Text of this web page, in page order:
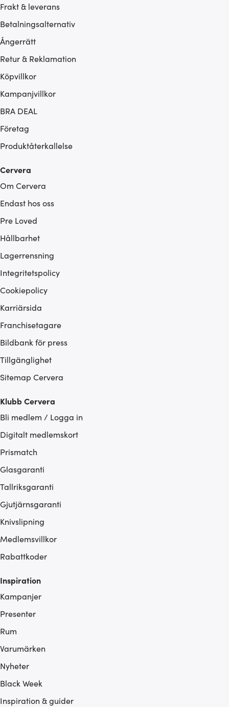
Frakt & leverans
Betalningsalternativ
Ångerrätt
Retur & Reklamation
Köpvillkor
Kampanjvillkor
BRA DEAL
Företag
Produktåterkallelse
Cervera
Om Cervera
Endast hos oss
Pre Loved
Hållbarhet
Lagerrensning
Integritetspolicy
Cookiepolicy
Karriärsida
Franchisetagare
Bildbank för press
Tillgänglighet
Sitemap Cervera
Klubb Cervera
Bli medlem / Logga in
Digitalt medlemskort
Prismatch
Glasgaranti
Tallriksgaranti
Gjutjärnsgaranti
Knivslipning
Medlemsvillkor
Rabattkoder
Inspiration
Kampanjer
Presenter
Rum
Varumärken
Nyheter
Black Week
Inspiration & guider